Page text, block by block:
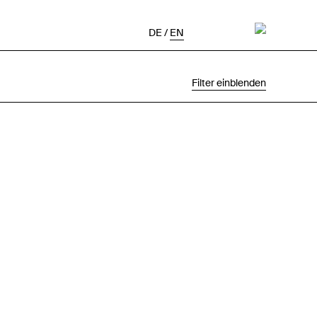
DE/EN
Filter einblenden